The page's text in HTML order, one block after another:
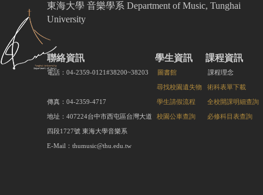
東海大學 音樂學系 Department of Music, Tunghai
University
聯絡資訊
電話：04-2359-0121#38200~38203
傳真：04-2359-4717
地址：407224台中市西屯區台灣大道
四段1727號 東海大學音樂系
E-Mail：thumusic@thu.edu.tw
學生資訊
圖書館
尋找校園遺失物
學生請假流程
校園公車查詢
課程資訊
課程理念
術科表單下載
全校開課明細查詢
必修科目表查詢